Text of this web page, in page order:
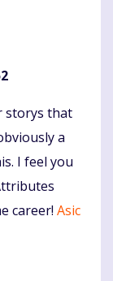
storys that
a
I feel you
career! Asic